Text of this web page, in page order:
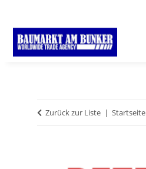
Zurück zur Liste Startseite